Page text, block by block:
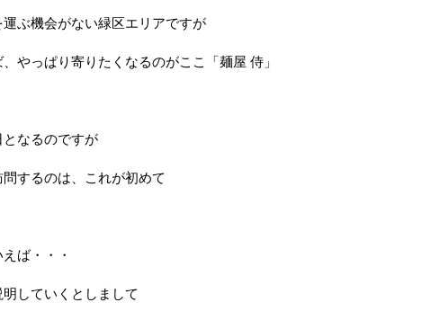
ぶ機会がない緑区エリアですが
やっぱり寄りたくなるのがここ「麺屋 侍」
なるのですが
するのは、これが初めて
ば・・・
していくとしまして